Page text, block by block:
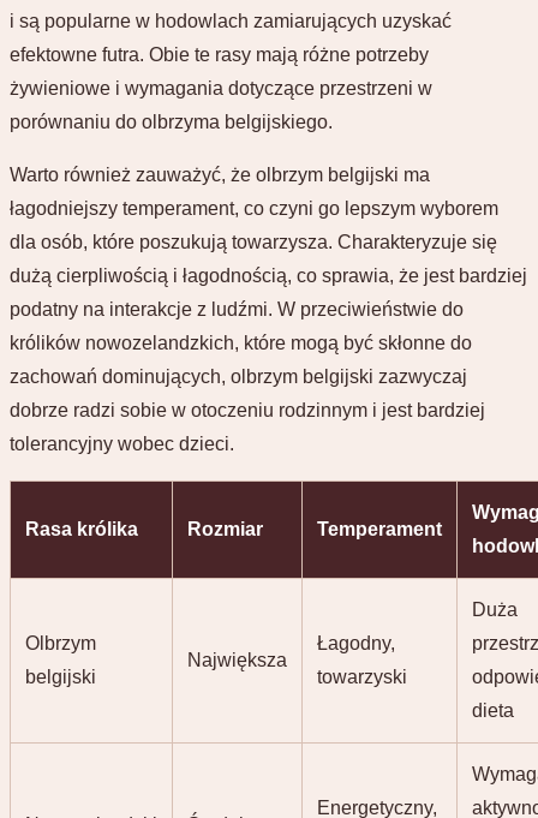
i są popularne w hodowlach zamiarujących uzyskać
efektowne futra. Obie te rasy mają różne potrzeby
żywieniowe i wymagania dotyczące przestrzeni w
porównaniu do olbrzyma belgijskiego.
Warto również zauważyć, że olbrzym belgijski ma
łagodniejszy temperament, co czyni go lepszym wyborem
dla osób, które poszukują towarzysza. Charakteryzuje się
dużą cierpliwością i łagodnością, co sprawia, że jest bardziej
podatny na interakcje z ludźmi. W przeciwieństwie do
królików nowozelandzkich, które mogą być skłonne do
zachowań dominujących, olbrzym belgijski zazwyczaj
dobrze radzi sobie w otoczeniu rodzinnym i jest bardziej
tolerancyjny wobec dzieci.
Rasa królika Rozmiar Temperament
Olbrzym
belgijski
Największa
Łagodny,
towarzyski
Duża
dieta
Energetyczny,